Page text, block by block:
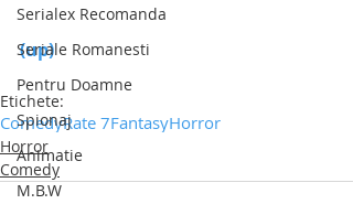
Serialex Recomanda
Seriale Romanesti
Pentru Doamne
Spionaj
Animatie
M.B.W
(up)
Etichete:
ComedyRate 7FantasyHorror
Horror
Comedy